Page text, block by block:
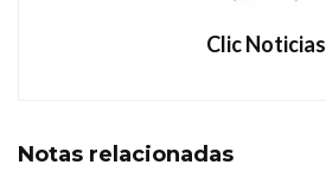
Clic Noticias
Notas relacionadas